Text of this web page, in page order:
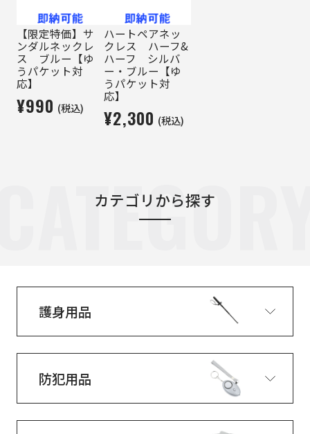
【限定特価】サ
ンダルネックレ
ス ブルー【ゆ
うパケット対
応】
¥990 (税込)
ハートペアネッ
クレス ハーフ&
ハーフ シルバ
ー・ブルー【ゆ
うパケット対
応】
¥2,300 (税込)
カテゴリから探す
護身用品
防犯用品